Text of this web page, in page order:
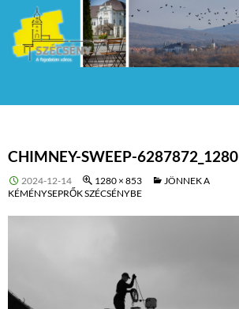
CHIMNEY-SWEEP-6287872_1280
2024-12-14 1280 × 853
JÖNNEK A
KÉMÉNYSEPRŐK SZÉCSÉNYBE